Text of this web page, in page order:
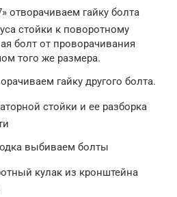
отворачиваем гайку болта
стойки к поворотному
болт от проворачивания
того же размера.
гайку другого болта.
стойки и ее разборка
выбиваем болты
кулак из кронштейна